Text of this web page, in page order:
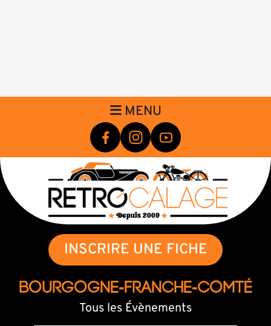
MENU
INSCRIRE UNE FICHE
BOURGOGNE-FRANCHE-COMTÉ
Tous les Évènements